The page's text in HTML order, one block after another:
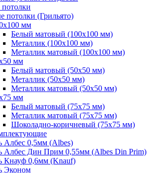
потолки (Грильято)
мм
Белый матовый (100х100 мм)
Металлик (100х100 мм)
Металлик матовый (100х100 мм)
мм
Белый матовый (50х50 мм)
Металлик (50х50 мм)
Металлик матовый (50х50 мм)
мм
Белый матовый (75х75 мм)
Металлик матовый (75х75 мм)
Шоколадно-коричневый (75х75 мм)
Албес 0,5мм (Albes)
Албес Дин Прим 0,55мм (Albes Din Prim)
Кнауф 0,6мм (Knauf)
Эконом